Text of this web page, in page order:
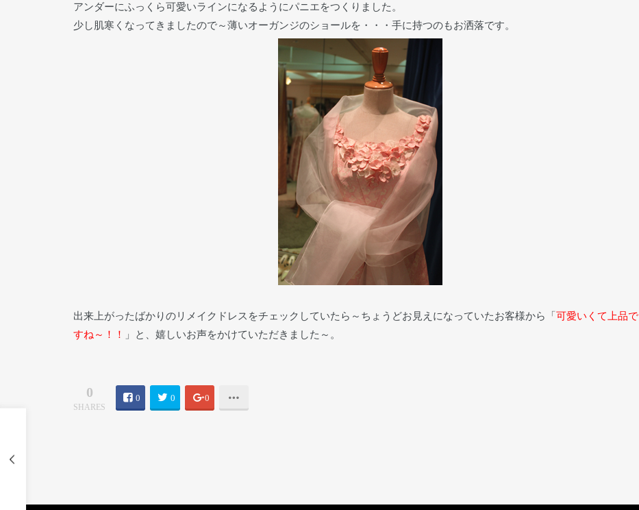
アンダーにふっくら可愛いラインになるようにパニエをつくりました。
少し肌寒くなってきましたので～薄いオーガンジのショールを・・・手に持つのもお洒落です。
出来上がったばかりのリメイクドレスをチェックしていたら～ちょうどお見えになっていたお客様から「可愛いくて上品で
すね～！！
」と、嬉しいお声をかけていただきました～。
0
SHARES
0 0 0